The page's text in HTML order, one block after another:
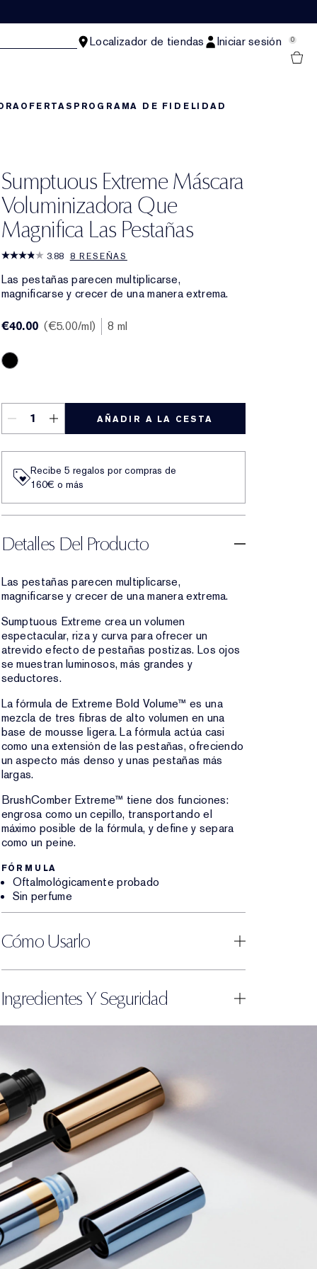
Localizador de tiendas Iniciar sesión 0
OFERTAS PROGRAMA DE FIDELIDAD
Sumptuous Extreme Máscara
Voluminizadora Que
Magnifica Las Pestañas
3.88 8 RESEÑAS
Las pestañas parecen multiplicarse,
magnificarse y crecer de una manera extrema.
€40.00 €5.00/ml 8 ml
AÑADIR A LA CESTA
Recibe 5 regalos por compras de
160€ o más
Detalles Del Producto
Las pestañas parecen multiplicarse,
magnificarse y crecer de una manera extrema.
Sumptuous Extreme crea un volumen
espectacular, riza y curva para ofrecer un
atrevido efecto de pestañas postizas. Los ojos
se muestran luminosos, más grandes y
seductores.
La fórmula de Extreme Bold Volume™ es una
mezcla de tres fibras de alto volumen en una
base de mousse ligera. La fórmula actúa casi
como una extensión de las pestañas, ofreciendo
un aspecto más denso y unas pestañas más
largas.
BrushComber Extreme™ tiene dos funciones:
engrosa como un cepillo, transportando el
máximo posible de la fórmula, y define y separa
como un peine.
FÓRMULA
Oftalmológicamente probado
Sin perfume
Cómo Usarlo
Ingredientes Y Seguridad